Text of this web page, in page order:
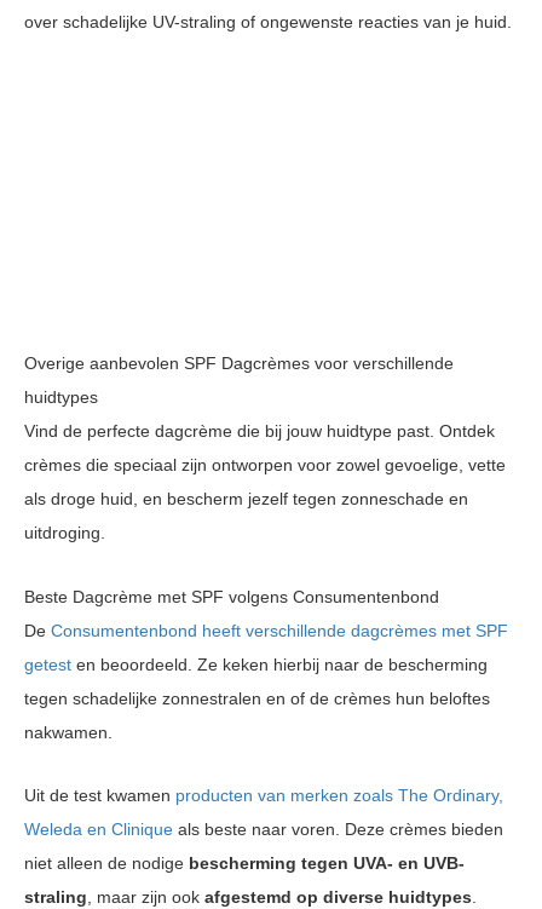
over schadelijke UV-straling of ongewenste reacties van je huid.
Overige aanbevolen SPF Dagcrèmes voor verschillende
huidtypes
Vind de perfecte dagcrème die bij jouw huidtype past. Ontdek
crèmes die speciaal zijn ontworpen voor zowel gevoelige, vette
als droge huid, en bescherm jezelf tegen zonneschade en
uitdroging.
Beste Dagcrème met SPF volgens Consumentenbond
De Consumentenbond heeft verschillende dagcrèmes met SPF
getest en beoordeeld. Ze keken hierbij naar de bescherming
tegen schadelijke zonnestralen en of de crèmes hun beloftes
nakwamen.
Uit de test kwamen producten van merken zoals The Ordinary,
Weleda en Clinique als beste naar voren. Deze crèmes bieden
niet alleen de nodige bescherming tegen UVA- en UVB-
straling, maar zijn ook afgestemd op diverse huidtypes.